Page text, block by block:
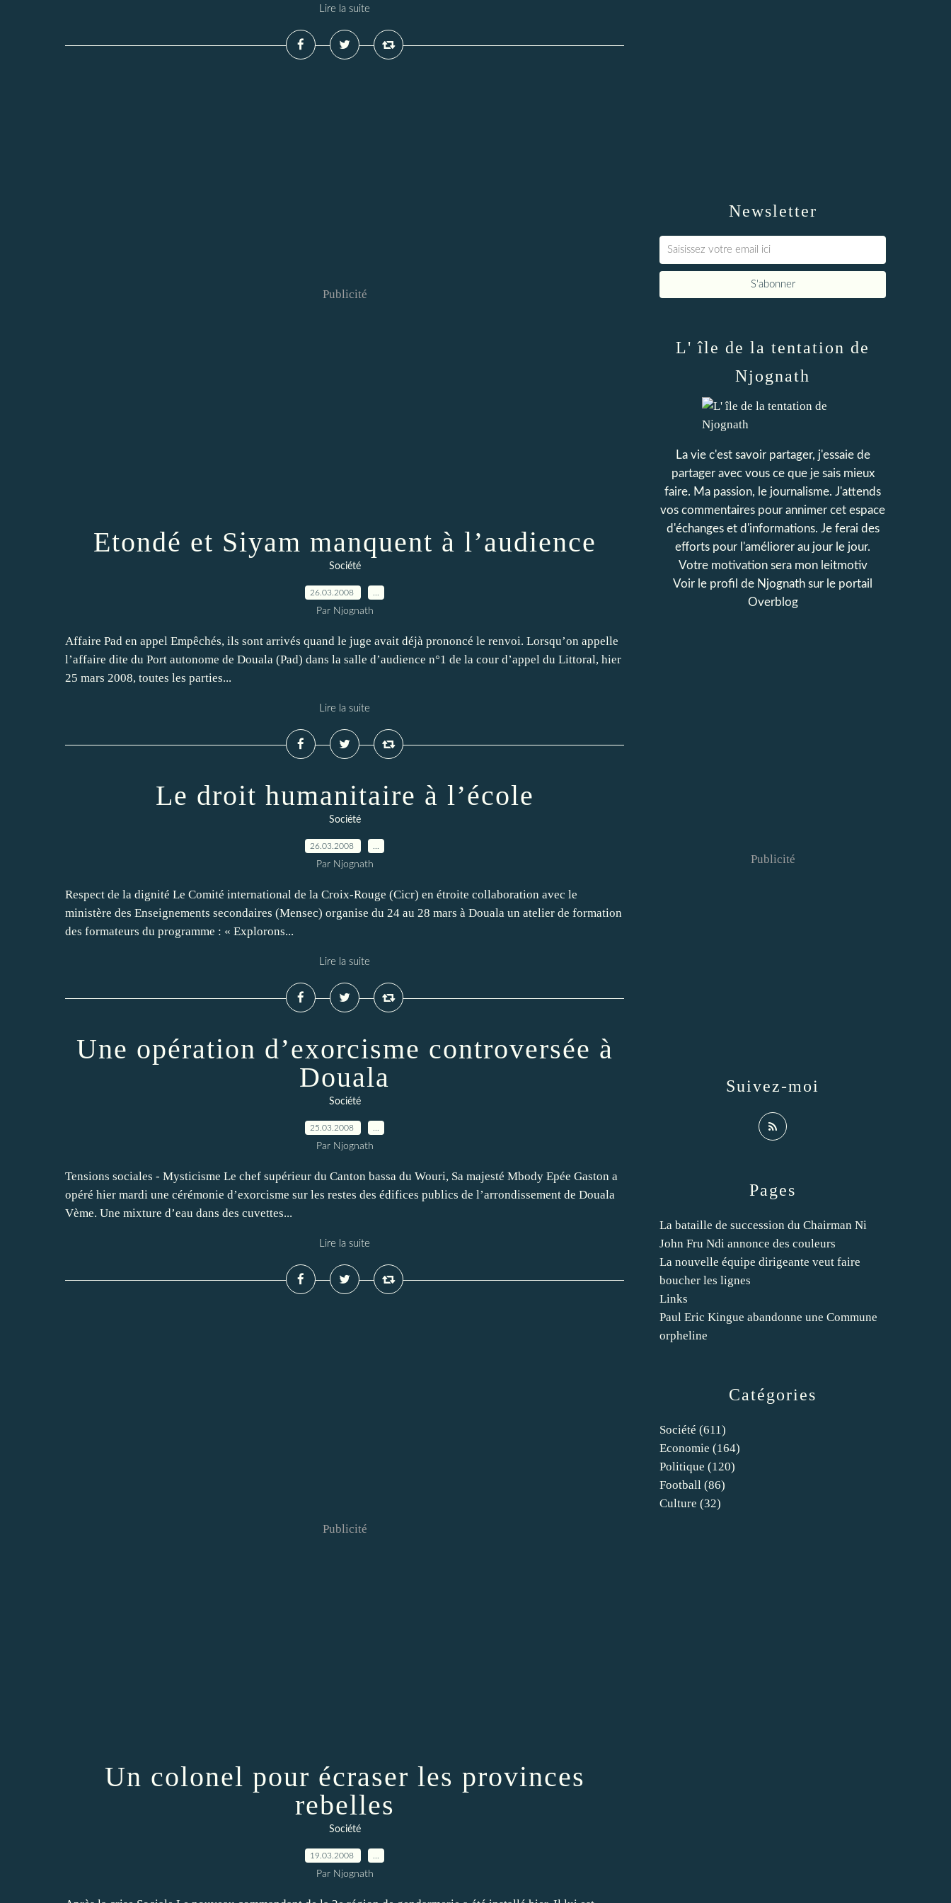
Lire la suite
Publicité
Etondé et Siyam manquent à l’audience
Société
26.03.2008
Par Njognath
Affaire Pad en appel Empêchés, ils sont arrivés quand le juge avait déjà prononcé le renvoi. Lorsqu’on appelle
l’affaire dite du Port autonome de Douala (Pad) dans la salle d’audience n°1 de la cour d’appel du Littoral, hier
25 mars 2008, toutes les parties...
Lire la suite
Le droit humanitaire à l’école
Société
26.03.2008
Par Njognath
Respect de la dignité Le Comité international de la Croix-Rouge (Cicr) en étroite collaboration avec le
ministère des Enseignements secondaires (Mensec) organise du 24 au 28 mars à Douala un atelier de formation
des formateurs du programme : « Explorons...
Lire la suite
Une opération d’exorcisme controversée à
Douala
Société
25.03.2008
Par Njognath
Tensions sociales - Mysticisme Le chef supérieur du Canton bassa du Wouri, Sa majesté Mbody Epée Gaston a
opéré hier mardi une cérémonie d’exorcisme sur les restes des édifices publics de l’arrondissement de Douala
Vème. Une mixture d’eau dans des cuvettes...
Lire la suite
Publicité
Un colonel pour écraser les provinces
rebelles
Société
19.03.2008
Par Njognath
Newsletter
Catégories
Société (611)
Economie (164)
Politique (120)
Football (86)
Culture (32)
Pages
La bataille de succession du Chairman Ni
John Fru Ndi annonce des couleurs
La nouvelle équipe dirigeante veut faire
boucher les lignes
Links
Paul Eric Kingue abandonne une Commune
orpheline
L' île de la tentation de
Njognath
La vie c'est savoir partager, j'essaie de
partager avec vous ce que je sais mieux
faire. Ma passion, le journalisme. J'attends
vos commentaires pour annimer cet espace
d'échanges et d'informations. Je ferai des
efforts pour l'améliorer au jour le jour.
Votre motivation sera mon leitmotiv
Voir le profil de Njognath sur le portail
Overblog
Suivez-moi
Publicité